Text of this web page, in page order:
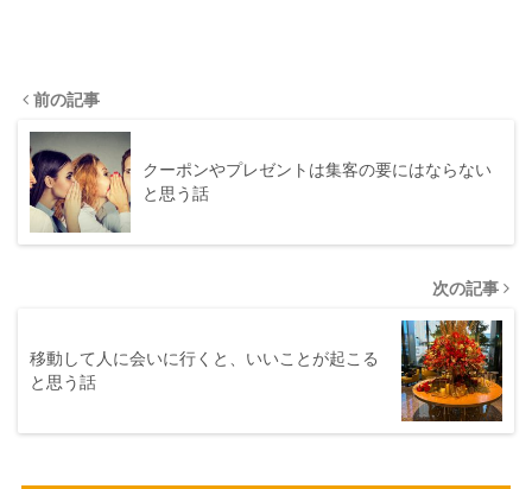
前の記事
クーポンやプレゼントは集客の要にはならない
と思う話
次の記事
移動して人に会いに行くと、いいことが起こる
と思う話